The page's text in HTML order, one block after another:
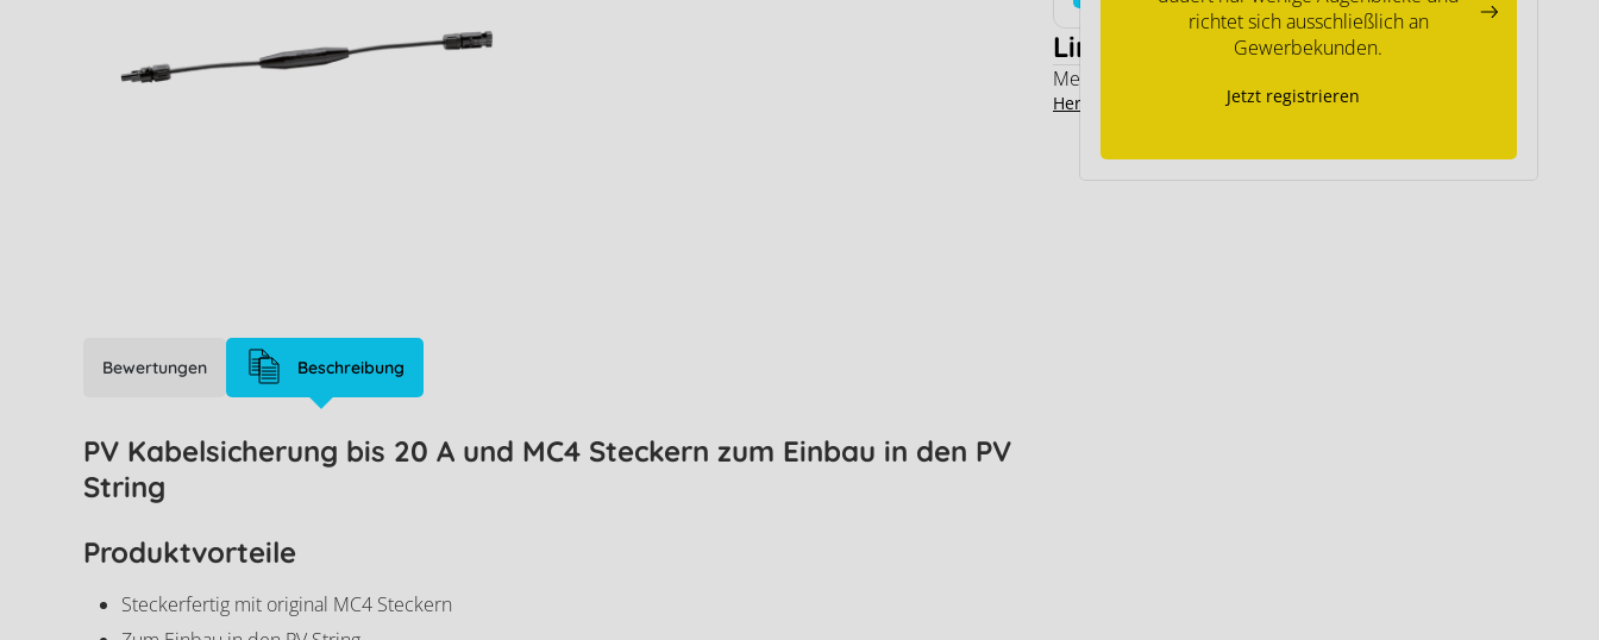
richtet sich ausschließlich an
Gewerbekunden.
Jetzt registrieren
Links
Memodo Expertenwissen
Hersteller Kontakt
Bewertungen Beschreibung
PV Kabelsicherung bis 20 A und MC4 Steckern zum Einbau in den PV
String
Produktvorteile
Steckerfertig mit original MC4 Steckern